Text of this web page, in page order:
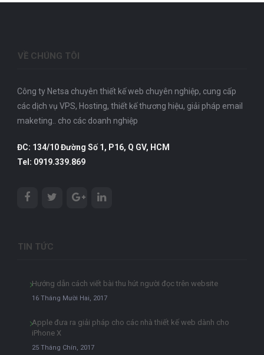
VỀ CHÚNG TÔI
Công ty Netsa chuyên thiết kế web chuyên nghiệp, cung cấp
các dịch vụ VPS, Hosting, thiết kế thương hiệu, giải pháp email
maketing.. cho các doanh nghiệp
ĐC: 134/10 Đường Số 1, P16, Q GV, HCM
Tel: 0919.339.869
TIN TỨC
Hướng dẫn cách viết bài thu hút người đọc trên website
16 Tháng Mười Hai, 2017
Apple đưa ra giải pháp cho các nhà thiết kế web dành cho
iPhone X
25 Tháng Chín, 2017